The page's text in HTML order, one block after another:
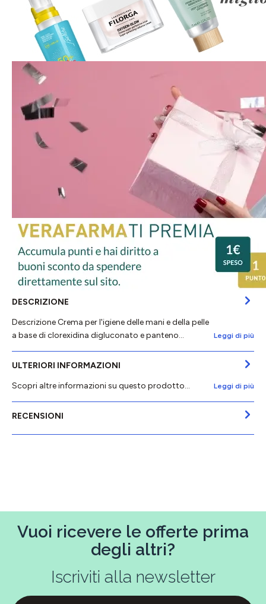
DESCRIZIONE
Descrizione Crema per l'igiene delle mani e della pelle
a base di clorexidina digluconato e panteno…
Leggi di più
ULTERIORI INFORMAZIONI
Scopri altre informazioni su questo prodotto...
Leggi di più
RECENSIONI
Vuoi ricevere le offerte prima
degli altri?
Iscriviti alla newsletter